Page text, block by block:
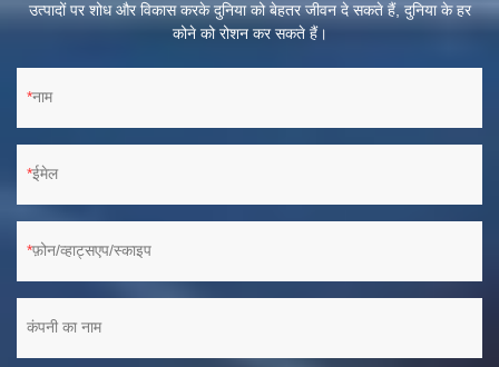
उत्पादों पर शोध और विकास करके दुनिया को बेहतर जीवन दे सकते हैं, दुनिया के हर
कोने को रोशन कर सकते हैं।
नाम
ईमेल
फ़ोन/व्हाट्सएप/स्काइप
कंपनी का नाम